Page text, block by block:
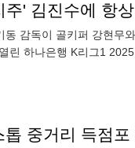
' 김진수에 항
감독이 골키퍼 강현무
린 하나은행 K리그1
톱 중거리 득점포